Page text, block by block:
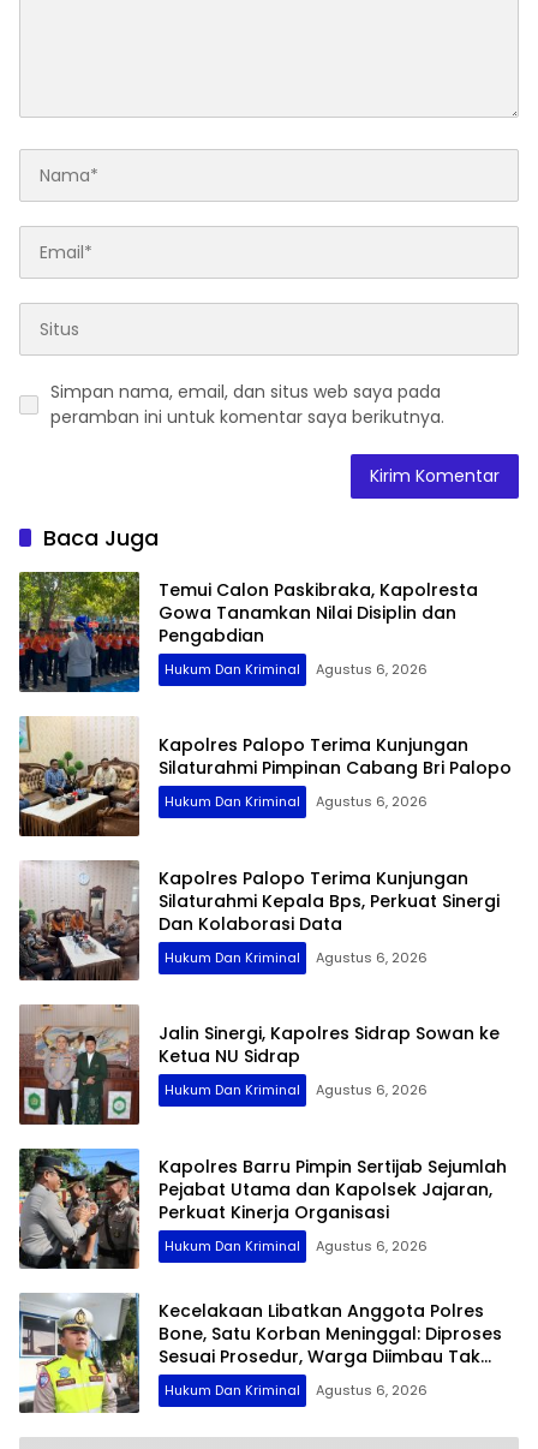
Simpan nama, email, dan situs web saya pada
peramban ini untuk komentar saya berikutnya.
Baca Juga
Temui Calon Paskibraka, Kapolresta
Gowa Tanamkan Nilai Disiplin dan
Pengabdian
Hukum Dan Kriminal Agustus 6, 2026
Kapolres Palopo Terima Kunjungan
Silaturahmi Pimpinan Cabang Bri Palopo
Hukum Dan Kriminal Agustus 6, 2026
Kapolres Palopo Terima Kunjungan
Silaturahmi Kepala Bps, Perkuat Sinergi
Dan Kolaborasi Data
Hukum Dan Kriminal Agustus 6, 2026
Jalin Sinergi, Kapolres Sidrap Sowan ke
Ketua NU Sidrap
Hukum Dan Kriminal Agustus 6, 2026
Kapolres Barru Pimpin Sertijab Sejumlah
Pejabat Utama dan Kapolsek Jajaran,
Perkuat Kinerja Organisasi
Hukum Dan Kriminal Agustus 6, 2026
Kecelakaan Libatkan Anggota Polres
Bone, Satu Korban Meninggal: Diproses
Sesuai Prosedur, Warga Diimbau Tak
Berspekulasi
Hukum Dan Kriminal Agustus 6, 2026